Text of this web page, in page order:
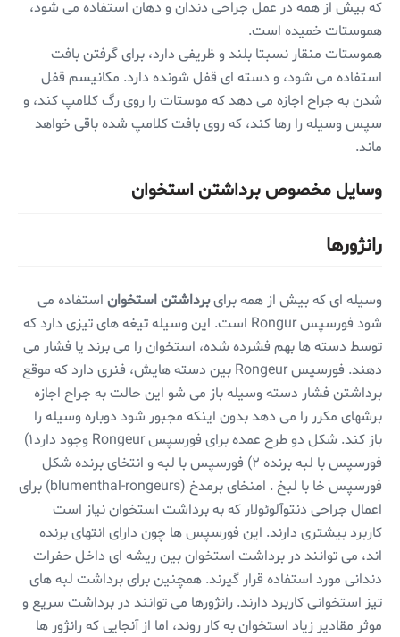
که بیش از همه در عمل جراحی دندان و دهان استفاده می شود،
هموستات خمیده است.
هموستات منقار نسبتا بلند و ظریفی دارد، برای گرفتن بافت
استفاده می شود، و دسته ای قفل شونده دارد. مکانیسم قفل
شدن به جراح اجازه می دهد که موستات را روی رگ کلامپ کند، و
سپس وسیله را رها کند، که روی بافت کلامپ شده باقی خواهد
ماند.
وسایل مخصوص برداشتن استخوان
رانژورها
وسیله ای که بیش از همه برایبرداشتن استخوان استفاده می
شود فورسپس Rongur است. این وسیله تیغه های تیزی دارد که
توسط دسته ها بهم فشرده شده، استخوان را می برند یا فشار می
دهند. فورسپس Rongeur بین دسته هایش، فنری دارد که موقع
برداشتن فشار دسته وسیله باز می شو این حالت به جراح اجازه
برشهای مکرر را می دهد بدون اینکه مجبور شود دوباره وسیله را
باز کند. شکل دو طرح عمده برای فورسپس Rongeur وجود دارد۱)
فورسپس با لبه برنده ۲) فورسپس با لبه و انتخای برنده شکل
فورسپس خا با لبخ . امنخای برمدخ (blumenthal-rongeurs) برای
اعمال جراحی دنتوآلوئولار که به برداشت استخوان نیاز است
کاربرد بیشتری دارند. این فورسپس ها چون دارای انتهای برنده
اند، می توانند در برداشت استخوان بین ریشه ای داخل حفرات
دندانی مورد استفاده قرار گیرند. همچنین برای برداشت لبه های
تیز استخوانی کاربرد دارند. رانژورها می توانند در برداشت سریع و
موثر مقادیر زیاد استخوان به کار روند، اما از آنجایی که رانژور ها